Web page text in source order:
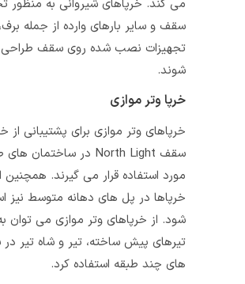
می‌ کند. خرپاهای شیروانی به منظور تحمل وزن
سقف و سایر بارهای وارده از جمله برف، باد و
تجهیزات نصب شده روی سقف طراحی می‌
خرپا وتر موازی
خرپاهای وتر موازی برای پشتیبانی از خرپای
سقف North Light در ساختمان‌ های صنعتی
مورد استفاده قرار می‌ گیرند. همچنین از این
خرپاها در پل‌ های دهانه متوسط نیز استفاده می‌
شود. از خرپاهای وتر موازی می‌ توان به عنوان
تیرهای پیش ساخته، تیر و شاه تیر در ساختمان‌
های چند طبقه استفاده کرد.